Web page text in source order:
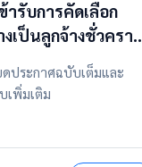
รับการคัดเลือก
เป็นลูกจ้างชั่วคราว
การภารโรง
ประกาศฉบับเต็มและ
เพิ่มเติม